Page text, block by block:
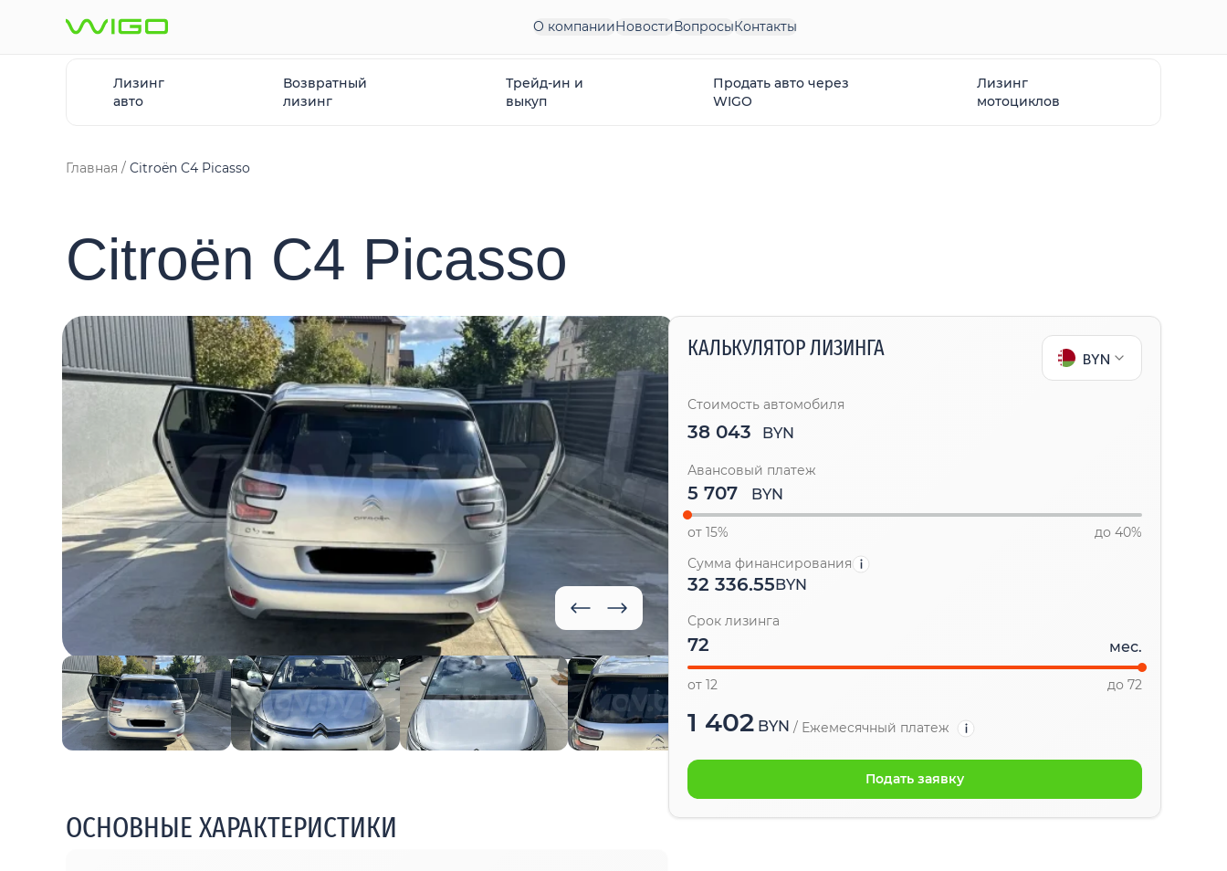
О компанииНовостиВопросыКонтакты
Лизинг
авто
Возвратный
лизинг
Трейд-ин и
выкуп
Продать авто через
WIGO
Лизинг
мотоциклов
Главная Citroën C4 Picasso
Citroën C4 Picasso
ОСНОВНЫЕ ХАРАКТЕРИСТИКИ
КАЛЬКУЛЯТОР ЛИЗИНГА BYN
Стоимость автомобиля
38 043 BYN
Авансовый платеж
BYN
от 15%
до 40%
Сумма финансирования
32 336.55BYN
Срок лизинга
мес.
от 12 до 72
1 402 BYN / Ежемесячный платеж
Подать заявку